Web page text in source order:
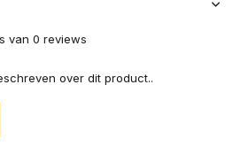
van 0 reviews
over dit product..